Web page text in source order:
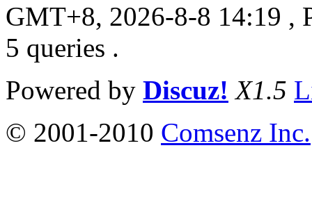
GMT+8, 2026-8-8 14:19 ,
5 queries .
Powered by Discuz! X1.5
© 2001-2010 Comsenz Inc.